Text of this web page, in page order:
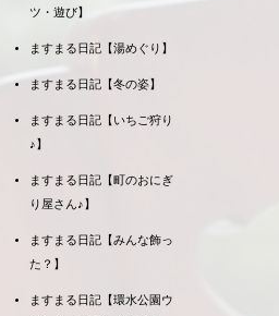
ツ・遊び】
ますまる日記【湯めぐり】
ますまる日記【冬の姿】
ますまる日記【いちご狩り
♪】
ますまる日記【町のおにぎ
り屋さん♪】
ますまる日記【みんな飾っ
た？】
ますまる日記【環水公園ウ